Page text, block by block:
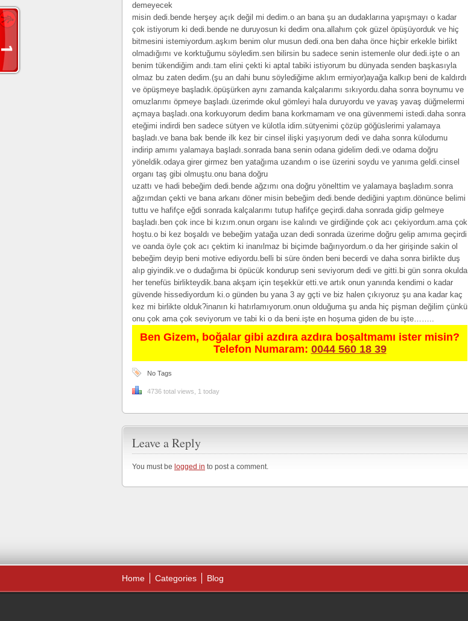
demeyecek
misin dedi.bende herşey açık değil mi dedim.o an bana şu an dudaklarına yapışmayı o kadar
çok istiyorum ki dedi.bende ne duruyosun ki dedim ona.allahım çok güzel öpüşüyorduk ve hiç
bitmesini istemiyordum.aşkım benim olur musun dedi.ona ben daha önce hiçbir erkekle birlikt
olmadığımı ve korktuğumu söyledim.sen bilirsin bu sadece senin istemenle olur dedi.işte o an
benim tükendiğim andı.tam elini çekti ki aptal tabiki istiyorum bu dünyada senden başkasıyla
olmaz bu zaten dedim.(şu an dahi bunu söylediğime aklım ermiyor)ayağa kalkıp beni de kaldırdı
ve öpüşmeye başladık.öpüşürken aynı zamanda kalçalarımı sıkıyordu.daha sonra boynumu ve
omuzlarımı öpmeye başladı.üzerimde okul gömleyi hala duruyordu ve yavaş yavaş düğmelermi
açmaya başladı.ona korkuyorum dedim bana korkmamam ve ona güvenmemi istedi.daha sonra
eteğimi indirdi ben sadece sütyen ve külotla idim.sütyenimi çözüp göğüslerimi yalamaya
başladı.ve bana bak bende ilk kez bir cinsel ilişki yaşıyorum dedi ve daha sonra külodumu
indirip amımı yalamaya başladı.sonrada bana senin odana gidelim dedi.ve odama doğru
yöneldik.odaya girer girmez ben yatağıma uzandım o ise üzerini soydu ve yanıma geldi.cinsel
organı taş gibi olmuştu.onu bana doğru
uzattı ve hadi bebeğim dedi.bende ağzımı ona doğru yönelttim ve yalamaya başladım.sonra
ağzımdan çekti ve bana arkanı döner misin bebeğim dedi.bende dediğini yaptım.dönünce belimi
tuttu ve hafifçe eğdi sonrada kalçalarımı tutup hafifçe geçirdi.daha sonrada gidip gelmeye
başladı.ben çok ince bi kızım.onun organı ise kalındı ve girdiğinde çok acı çekiyordum.ama çok
hoştu.o bi kez boşaldı ve bebeğim yatağa uzan dedi sonrada üzerime doğru gelip amıma geçirdi
ve oanda öyle çok acı çektim ki inanılmaz bi biçimde bağırıyordum.o da her girişinde sakin ol
bebeğim deyip beni motive ediyordu.belli bi süre önden beni becerdi ve daha sonra birlikte duş
alıp giyindik.ve o dudağıma bi öpücük kondurup seni seviyorum dedi ve gitti.bi gün sonra okulda
her tenefüs birlikteydik.bana akşam için teşekkür etti.ve artık onun yanında kendimi o kadar
güvende hissediyordum ki.o günden bu yana 3 ay gçti ve biz halen çıkıyoruz şu ana kadar kaç
kez mi birlikte olduk?inanın ki hatırlamıyorum.onun olduğuma şu anda hiç pişman değilim çünkü
onu çok ama çok seviyorum ve tabi ki o da beni.işte en hoşuma giden de bu işte……..
Ben Gizem, boğalar gibi azdıra azdıra boşaltmamı ister misin?
Telefon Numaram: 0044 560 18 39
No Tags
4736 total views, 1 today
Leave a Reply
You must be logged in to post a comment.
Home Categories Blog